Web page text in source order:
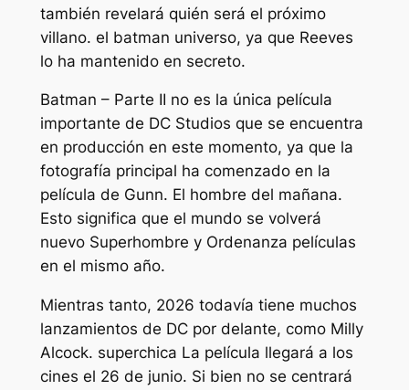
también revelará quién será el próximo
villano. el batman universo, ya que Reeves
lo ha mantenido en secreto.
Batman – Parte II no es la única película
importante de DC Studios que se encuentra
en producción en este momento, ya que la
fotografía principal ha comenzado en la
película de Gunn. El hombre del mañana.
Esto significa que el mundo se volverá
nuevo Superhombre y Ordenanza películas
en el mismo año.
Mientras tanto, 2026 todavía tiene muchos
lanzamientos de DC por delante, como Milly
Alcock. superchica La película llegará a los
cines el 26 de junio. Si bien no se centrará